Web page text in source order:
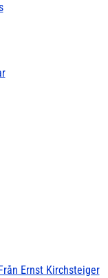
Ernst Kirchsteiger